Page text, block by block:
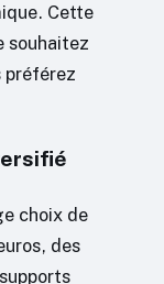
Cette
souhaitez
préférez
choix de
des